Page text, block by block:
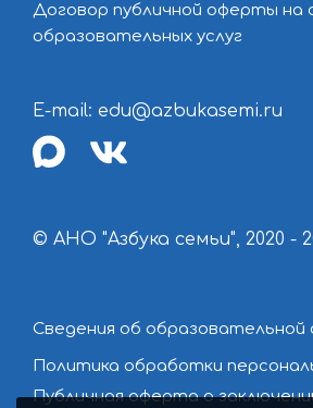
Договор публичной оферты на
образовательных услуг
E-mail: edu@azbukasemi.ru
max vk
© АНО "Азбука семьи", 2020 -
Сведения об образовательной
Политика обработки
Публичная оферта о